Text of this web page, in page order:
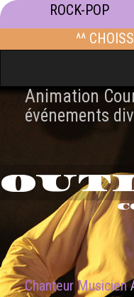
ROCK-POP
^^
Animation
événements
Chanteur Musicien